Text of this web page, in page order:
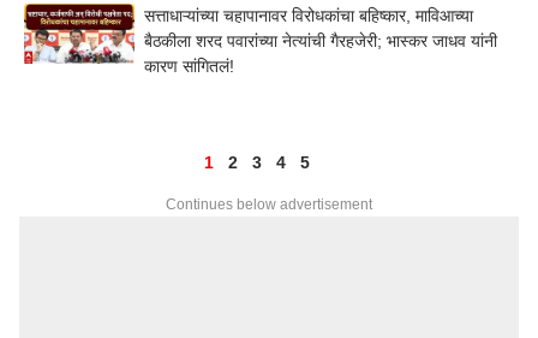
सत्ताधाऱ्यांच्या चहापानावर विरोधकांचा बहिष्कार, माविआच्या
बैठकीला शरद पवारांच्या नेत्यांची गैरहजेरी; भास्कर जाधव यांनी
कारण सांगितलं!
1 2 3 4 5
Continues below advertisement